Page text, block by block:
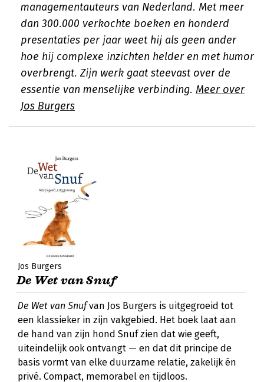
managementauteurs van Nederland. Met meer
dan 300.000 verkochte boeken en honderd
presentaties per jaar weet hij als geen ander
hoe hij complexe inzichten helder en met humor
overbrengt. Zijn werk gaat steevast over de
essentie van menselijke verbinding. Meer over
Jos Burgers
Jos Burgers
De Wet van Snuf
De Wet van Snufvan Jos Burgers is uitgegroeid tot
een klassieker in zijn vakgebied. Het boek laat aan
de hand van zijn hond Snuf zien dat wie geeft,
uiteindelijk ook ontvangt — en dat dit principe de
basis vormt van elke duurzame relatie, zakelijk én
privé. Compact, memorabel en tijdloos.